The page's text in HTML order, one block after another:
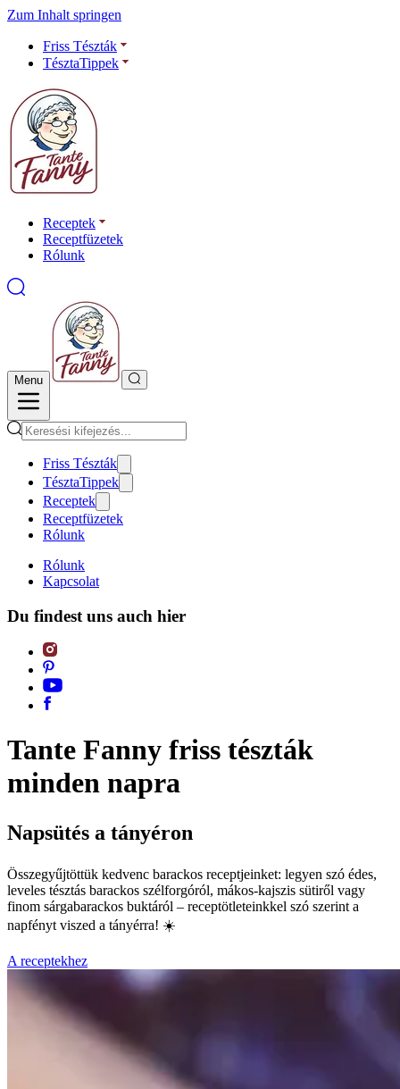
Zum Inhalt springen
Friss Tészták
TésztaTippek
Receptek
Receptfüzetek
Rólunk
Menu
Friss Tészták
TésztaTippek
Receptek
Receptfüzetek
Rólunk
Rólunk
Kapcsolat
Du findest uns auch hier
Tante Fanny friss tészták
minden napra
Napsütés a tányéron
Összegyűjtöttük kedvenc barackos receptjeinket: legyen szó édes,
leveles tésztás barackos szélforgóról, mákos-kajszis sütiről vagy
finom sárgabarackos buktáról – receptötleteinkkel szó szerint a
napfényt viszed a tányérra! ☀️
A receptekhez